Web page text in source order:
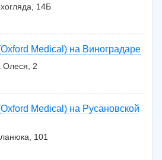
14Б
Medical) на Виноградаре
Олеся, 2
Medical) на Русановской
101